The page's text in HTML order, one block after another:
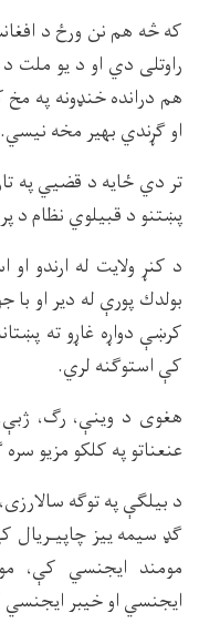
كه څه هم نن ورځ د
راوتلى دي او د يو ملت
هم درانده خنډونه په
او ګړندي بهير مخه نيسي.
تر دي ځايه د قضيي په
پښتنو د قبيلوي نظام
د كنړ ولايت له ارندو
بولدك پورې له دير او
كرښې دواړه غاړو ته
كې استوګنه لري.
هغوى د وينې، رګ،
عنعناتو په كلكو مزيو
د بيلګې په توګه
ګډ سيمه ييز
مومند ايجنسي كې،
ايجنسي او خيبر